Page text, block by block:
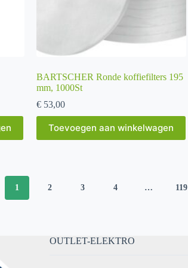
BARTSCHER Ronde koffiefilters 195
mm, 1000St
€53,00
Toevoegen aan winkelwagen
1 2 3 4 … 119
OUTLET-ELEKTRO